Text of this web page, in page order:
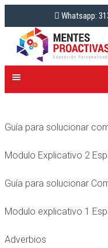
Whatsapp:
Guía para solucionar
Modulo Explicativo 2
Guía para solucionar
Modulo explicativo 1
Adverbios